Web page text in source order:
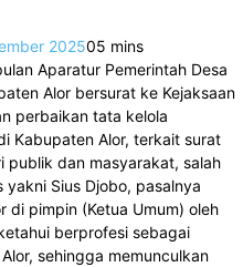
202505 mins
Aparatur Pemerintah Desa
Alor bersurat ke Kejaksaan
perbaikan tata kelola
Kabupaten Alor, terkait surat
dan masyarakat, salah
Sius Djobo, pasalnya
di pimpin (Ketua Umum) oleh
berprofesi sebagai
sehingga memunculkan